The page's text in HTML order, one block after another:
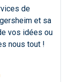
de
et sa
vos idées ou
nous tout !